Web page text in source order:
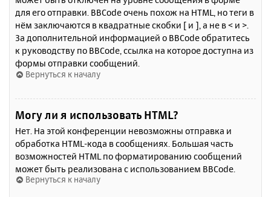
для его отправки. BBCode очень похож на HTML, но теги в
нём заключаются в квадратные скобки [ и ], а не в < и >.
За дополнительной информацией о BBCode обратитесь
к руководству по BBCode, ссылка на которое доступна из
формы отправки сообщений.
Вернуться к началу
Могу ли я использовать HTML?
Нет. На этой конференции невозможны отправка и
обработка HTML-кода в сообщениях. Большая часть
возможностей HTML по форматированию сообщений
может быть реализована с использованием BBCode.
Вернуться к началу